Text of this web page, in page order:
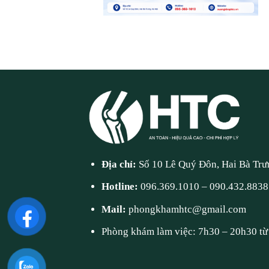
Địa chỉ: Số 10 Lê Quý Đôn, Hai Bà
Hotline:096.369.1010 –090.432.8838
Mail:phongkhamhtc@gmail.com
Phòng khám làm việc: 7h30 – 20h30